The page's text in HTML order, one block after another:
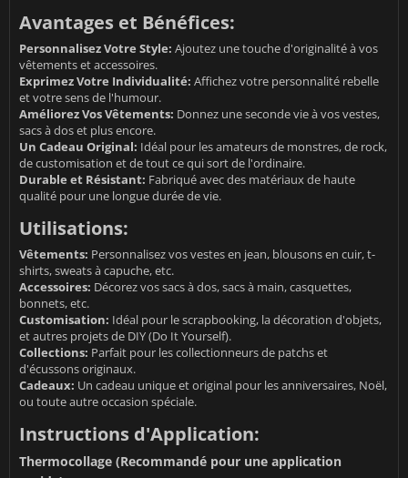
Avantages et Bénéfices:
Personnalisez Votre Style: Ajoutez une touche d'originalité à vos
vêtements et accessoires.
Exprimez Votre Individualité: Affichez votre personnalité rebelle
et votre sens de l'humour.
Améliorez Vos Vêtements: Donnez une seconde vie à vos vestes,
sacs à dos et plus encore.
Un Cadeau Original: Idéal pour les amateurs de monstres, de rock,
de customisation et de tout ce qui sort de l'ordinaire.
Durable et Résistant: Fabriqué avec des matériaux de haute
qualité pour une longue durée de vie.
Utilisations:
Vêtements: Personnalisez vos vestes en jean, blousons en cuir, t-
shirts, sweats à capuche, etc.
Accessoires: Décorez vos sacs à dos, sacs à main, casquettes,
bonnets, etc.
Customisation: Idéal pour le scrapbooking, la décoration d'objets,
et autres projets de DIY (Do It Yourself).
Collections: Parfait pour les collectionneurs de patchs et
d'écussons originaux.
Cadeaux: Un cadeau unique et original pour les anniversaires, Noël,
ou toute autre occasion spéciale.
Instructions d'Application:
Thermocollage (Recommandé pour une application